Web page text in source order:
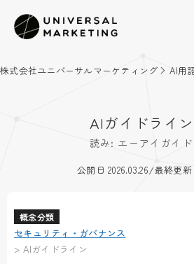
株式会社ユニバーサルマーケティング AI用
AIガイドライ
読み: エーアイガイド
公開日 2026.03.26/最終更新
概念分類
セキュリティ・ガバナンス
> AIガイドライン